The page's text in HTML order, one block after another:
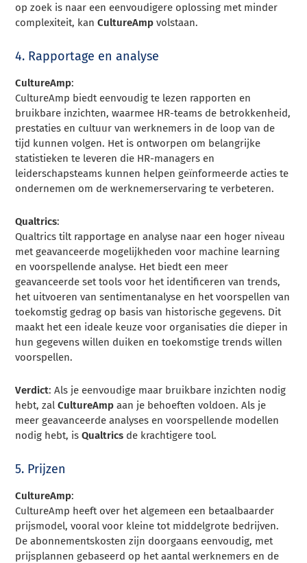
op zoek is naar een eenvoudigere oplossing met minder
complexiteit, kanCultureAmp volstaan.
4. Rapportage en analyse
CultureAmp:
CultureAmp biedt eenvoudig te lezen rapporten en
bruikbare inzichten, waarmee HR-teams de betrokkenheid,
prestaties en cultuur van werknemers in de loop van de
tijd kunnen volgen. Het is ontworpen om belangrijke
statistieken te leveren die HR-managers en
leiderschapsteams kunnen helpen geïnformeerde acties te
ondernemen om de werknemerservaring te verbeteren.
Qualtrics:
Qualtrics tilt rapportage en analyse naar een hoger niveau
met geavanceerde mogelijkheden voor machine learning
en voorspellende analyse. Het biedt een meer
geavanceerde set tools voor het identificeren van trends,
het uitvoeren van sentimentanalyse en het voorspellen van
toekomstig gedrag op basis van historische gegevens. Dit
maakt het een ideale keuze voor organisaties die dieper in
hun gegevens willen duiken en toekomstige trends willen
voorspellen.
Verdict: Als je eenvoudige maar bruikbare inzichten nodig
hebt, zalCultureAmp aan je behoeften voldoen. Als je
meer geavanceerde analyses en voorspellende modellen
nodig hebt, isQualtrics de krachtigere tool.
5. Prijzen
CultureAmp:
CultureAmp heeft over het algemeen een betaalbaarder
prijsmodel, vooral voor kleine tot middelgrote bedrijven.
De abonnementskosten zijn doorgaans eenvoudig, met
prijsplannen gebaseerd op het aantal werknemers en de